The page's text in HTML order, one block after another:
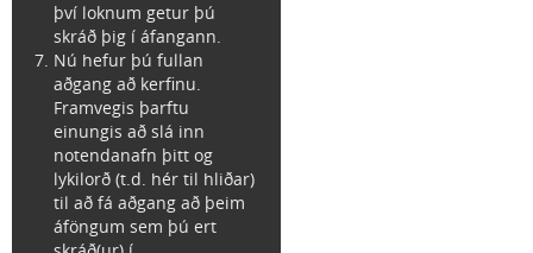
því loknum getur þú
skráð þig í áfangann.
Nú hefur þú fullan
aðgang að kerfinu.
Framvegis þarftu
einungis að slá inn
notendanafn þitt og
lykilorð (t.d. hér til hliðar)
til að fá aðgang að þeim
áföngum sem þú ert